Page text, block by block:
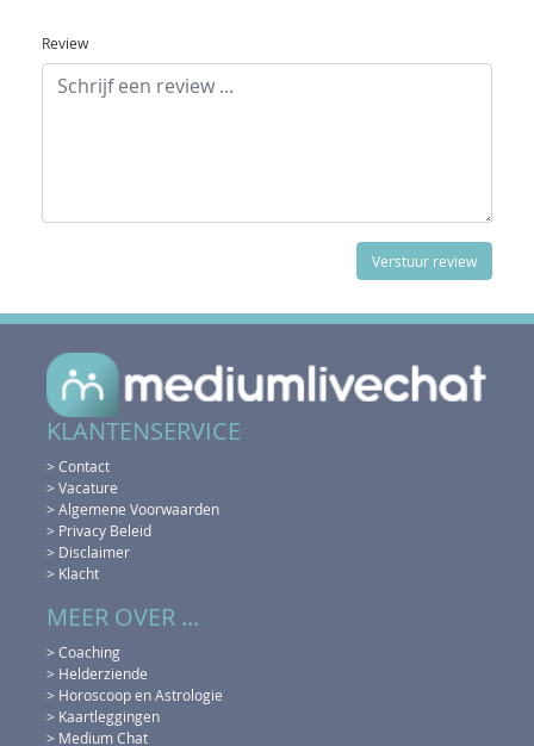
Review
KLANTENSERVICE
> Contact
> Vacature
> Algemene Voorwaarden
> Privacy Beleid
> Disclaimer
> Klacht
MEER OVER ...
> Coaching
> Helderziende
> Horoscoop en Astrologie
> Kaartleggingen
> Medium Chat